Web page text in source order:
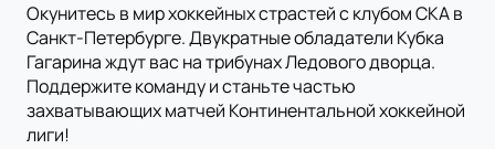
Окунитесь в мир хоккейных страстей с клубом СКА в
Санкт-Петербурге. Двукратные обладатели Кубка
Гагарина ждут вас на трибунах Ледового дворца.
Поддержите команду и станьте частью
захватывающих матчей Континентальной хоккейной
лиги!